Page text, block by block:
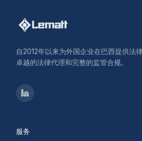
自2012年以来为外国企业在巴西提供法
卓越的法律代理和完整的监管合规。
服务